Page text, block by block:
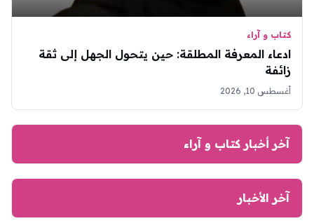
كتاب و آراء
ادعاء المعرفة المطلقة: حين يتحول الجهل إلى ثقة
زائفة
أغسطس 10, 2026
آخر أخبار كتاب و آراء
آخر الأخبار